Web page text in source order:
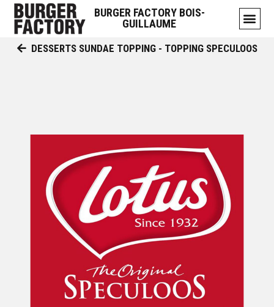
BURGER FACTORY BOIS-
GUILLAUME
DESSERTS SUNDAE TOPPING - TOPPING SPECULOOS